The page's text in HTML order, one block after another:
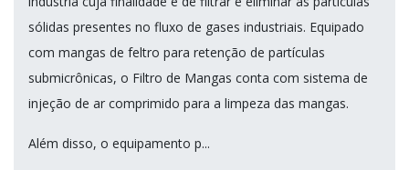
sólidas presentes no fluxo de gases industriais. Equipado
com mangas de feltro para retenção de partículas
submicrônicas, o Filtro de Mangas conta com sistema de
injeção de ar comprimido para a limpeza das mangas.
Além disso, o equipamento p...